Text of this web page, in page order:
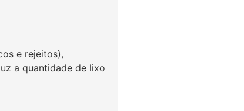
e rejeitos),
a quantidade de lixo